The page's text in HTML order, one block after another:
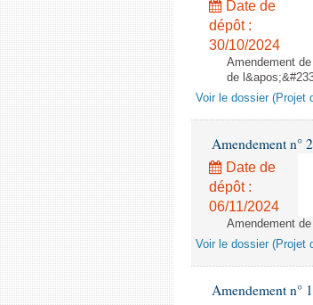
Date de
dépôt :
30/10/2024
Amendement
de
Voir le dossier (Projet
Amendement n°
Date de
dépôt :
06/11/2024
Amendement
Voir le dossier (Projet
Amendement n°